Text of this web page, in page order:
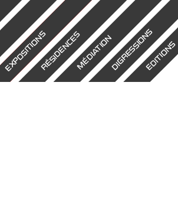
EXPOSITIONSRÉSIDENCESMÉDIATIONDIGRESSIONSEDITIONS